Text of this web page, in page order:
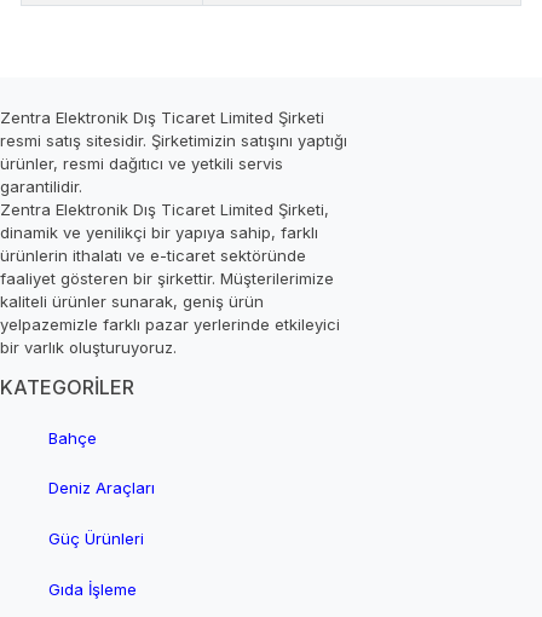
Zentra Elektronik Dış Ticaret Limited Şirketi
resmi satış sitesidir. Şirketimizin satışını yaptığı
ürünler, resmi dağıtıcı ve yetkili servis
garantilidir.
Zentra Elektronik Dış Ticaret Limited Şirketi,
dinamik ve yenilikçi bir yapıya sahip, farklı
ürünlerin ithalatı ve e-ticaret sektöründe
faaliyet gösteren bir şirkettir. Müşterilerimize
kaliteli ürünler sunarak, geniş ürün
yelpazemizle farklı pazar yerlerinde etkileyici
bir varlık oluşturuyoruz.
KATEGORİLER
Bahçe
Deniz Araçları
Güç Ürünleri
Gıda İşleme